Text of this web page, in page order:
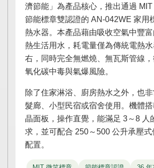
濟節能」為產品核心，推出通過 MIT
節能標章雙認證的 AN-042WE 家用
熱水器。本產品藉由吸收空氣中豐
熱生活用水，耗電量僅為傳統電熱
右，同時完全無燃燒、無瓦斯管線
氧化碳中毒與氣爆風險。
除了住家淋浴、廚房熱水之外，也
髮廊、小型民宿或宿舍使用。機體
晶面板，操作直覺，能滿足 3～8 人
求，並可配合 250～500 公升承壓式
配置。